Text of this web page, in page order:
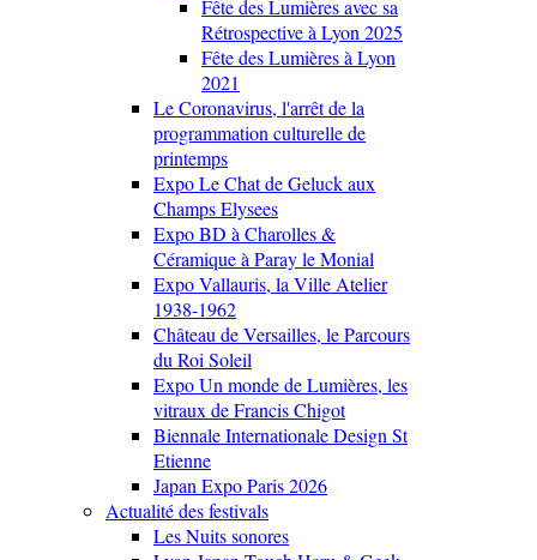
Fête des Lumières avec sa
Rétrospective à Lyon 2025
Fête des Lumières à Lyon
2021
Le Coronavirus, l'arrêt de la
programmation culturelle de
printemps
Expo Le Chat de Geluck aux
Champs Elysees
Expo BD à Charolles &
Céramique à Paray le Monial
Expo Vallauris, la Ville Atelier
1938-1962
Château de Versailles, le Parcours
du Roi Soleil
Expo Un monde de Lumières, les
vitraux de Francis Chigot
Biennale Internationale Design St
Etienne
Japan Expo Paris 2026
Actualité des festivals
Les Nuits sonores